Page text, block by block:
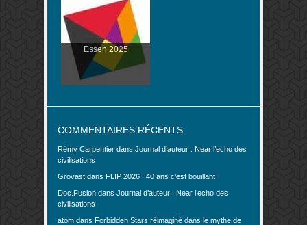
Essen 2025
COMMENTAIRES RÉCENTS
Rémy Carpentier dans Journal d’auteur : Near l’echo des
civilisations
Grovast dans FLIP 2026 : 40 ans c’est bouillant
Doc.Fusion dans Journal d’auteur : Near l’echo des
civilisations
atom dans Forbidden Stars réimaginé dans le mythe de